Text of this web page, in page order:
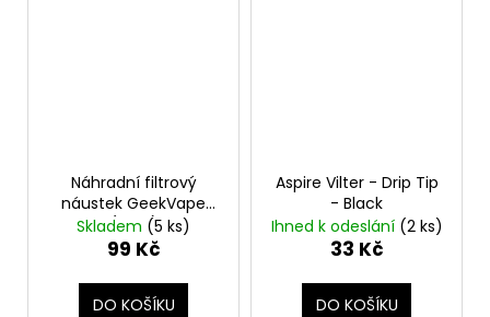
Náhradní filtrový
náustek GeekVape
(20ks)
Skladem (5 ks)
99 Kč
DO KOŠÍKU
Aspire Vilter - Drip Tip
- Black
Ihned k odeslání (2 ks)
33 Kč
DO KOŠÍKU